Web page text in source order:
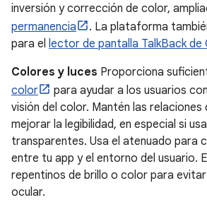
inversión y corrección de color,
permanencia
. La plataforma
para el lector de pantalla TalkBack de
Colores y luces Proporciona
color
para ayudar a los usuarios
visión del color. Mantén las
mejorar la legibilidad, en especial si
transparentes. Usa el atenuado para
entre tu app y el entorno del usuario.
repentinos de brillo o color para
ocular.